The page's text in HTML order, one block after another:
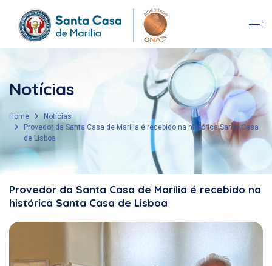
Notícias
Home
Notícias
Provedor da Santa Casa de Marília é recebido na histórica Santa Casa
de Lisboa
Provedor da Santa Casa de Marília é recebido na
histórica Santa Casa de Lisboa